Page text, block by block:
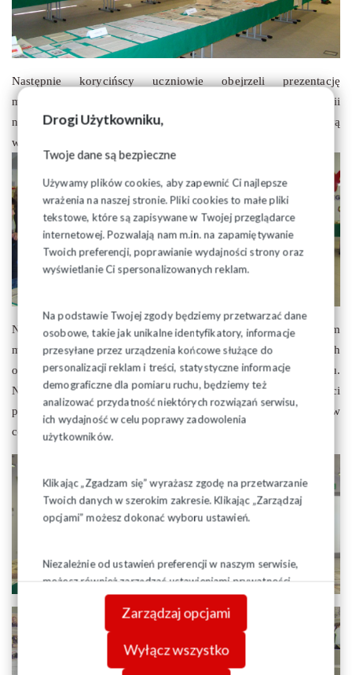
Drogi Użytkowniku,
Twoje dane są bezpieczne
Używamy plików cookies, aby zapewnić Ci najlepsze
wrażenia na naszej stronie. Pliki cookies to małe pliki
tekstowe, które są zapisywane w Twojej przeglądarce
internetowej. Pozwalają nam m.in. na zapamiętywanie
Twoich preferencji, poprawianie wydajności strony oraz
wyświetlanie Ci spersonalizowanych reklam.
Na podstawie Twojej zgody będziemy przetwarzać dane
osobowe, takie jak unikalne identyfikatory, informacje
przesyłane przez urządzenia końcowe służące do
personalizacji reklam i treści, statystyczne informacje
demograficzne dla pomiaru ruchu, będziemy też
analizować przydatność niektórych rozwiązań serwisu,
ich wydajność w celu poprawy zadowolenia
użytkowników.
Klikając „Zgadzam się” wyrażasz zgodę na przetwarzanie
Twoich danych w szerokim zakresie. Klikając „Zarządzaj
opcjami” możesz dokonać wyboru ustawień.
Niezależnie od ustawień preferencji w naszym serwisie,
możesz również zarządzać ustawieniami prywatności
swojej przeglądarki. Więcej informacji o przetwarzaniu
danych znajdziesz wPolityce prywatności.
Zarządzaj opcjami
Wyłącz wszystko
Następnie korycińscy uczniowie obejrzeli prezentację
multimedialną obrazującą najważniejsze wydarzenia w historii
naszego związku po której to zwiedzilii okolicznościową
wystawę z okazji XXXV - lecia Solidarności.
Nasi młodzi Goście mieli możliwość zapoznania się z obszernym
materiałem archiwalnym, pamiątkami ze zbiorów prywatnych
oraz oryginalnymi eksponatami z lat 80. i 90. ubiegłego wieku.
Nie zabrakło ciekawostek z czasów wzmożonej działalności
podziemnej, w tym plakatów, znaczków i przedmiotów
codziennego użytku.